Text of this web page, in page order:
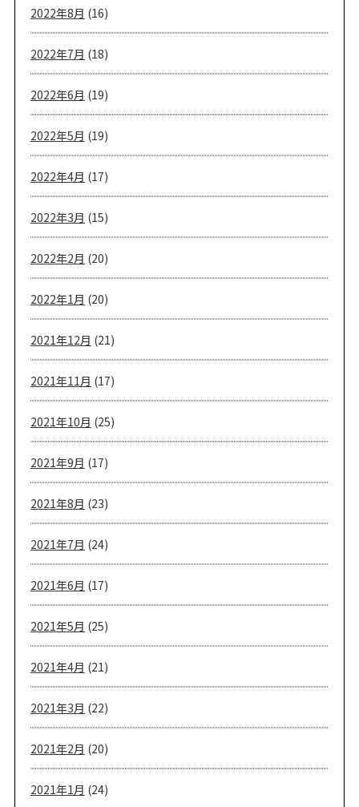
2022年8月 (16)
2022年7月 (18)
2022年6月 (19)
2022年5月 (19)
2022年4月 (17)
2022年3月 (15)
2022年2月 (20)
2022年1月 (20)
2021年12月 (21)
2021年11月 (17)
2021年10月 (25)
2021年9月 (17)
2021年8月 (23)
2021年7月 (24)
2021年6月 (17)
2021年5月 (25)
2021年4月 (21)
2021年3月 (22)
2021年2月 (20)
2021年1月 (24)